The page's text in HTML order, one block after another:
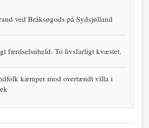
ved Bråksøgods på Sydsjølland
færdselsuheld. To livsfarligt kvæstet.
kæmper mod overtændt villa i